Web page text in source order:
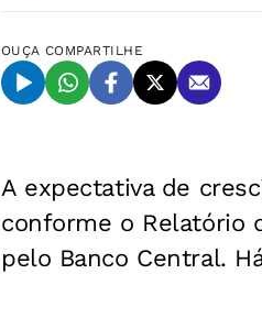
OUÇA COMPARTILHE
A expectativa de
conforme o Relatório
pelo Banco Central.